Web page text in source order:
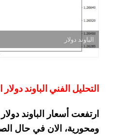
الباوند دولار
التحليل الفني الباوند دولار اليوم
ارتفعت أسعار الباوند